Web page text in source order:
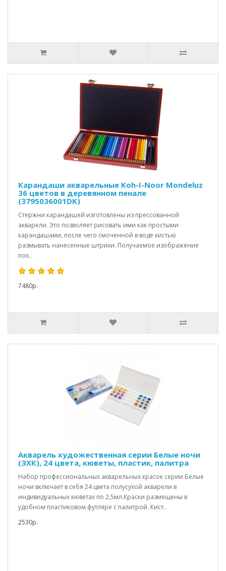
Карандаши акварельные Koh-I-Noor Mondeluz
36 цветов в деревянном пенале
(3795036001DK)
Стержни карандашей изготовлены из прессованной
акварели. Это позволяет рисовать ими как простыми
карандашами, после чего смоченной в воде кистью
размывать нанесенные штрихи. Получаемое изображение
пох..
7480р.
Акварель художественная серии Белые ночи
(ЗХК), 24 цвета, кюветы, пластик, палитра
Набор профессиональных акварельных красок серии Белые
ночи включает в себя 24 цвета полусухой акварели в
индивидуальных кюветах по 2,5мл.Краски размещены в
удобном пластиковом футляре с палитрой. Кист..
2530р.